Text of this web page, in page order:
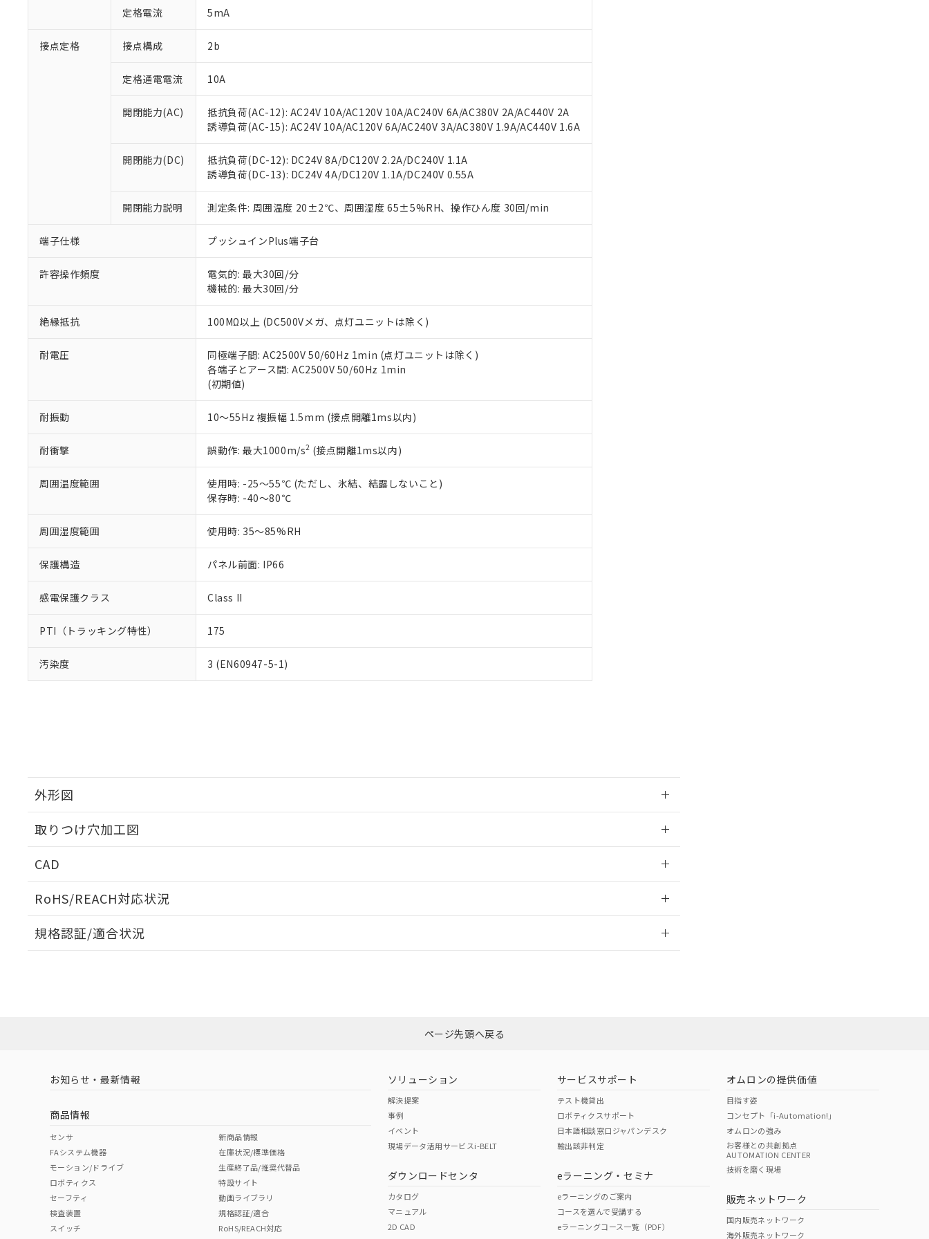
定格電流 5mA
接点定格 接点構成 2b
定格通電電流 10A
開閉能力(AC)
抵抗負荷(AC-12): AC24V 10A/AC120V 10A/AC240V 6A/AC380V 2A/AC440V 2A
誘導負荷(AC-15): AC24V 10A/AC120V 6A/AC240V 3A/AC380V 1.9A/AC440V 1.6A
開閉能力(DC)
抵抗負荷(DC-12): DC24V 8A/DC120V 2.2A/DC240V 1.1A
誘導負荷(DC-13): DC24V 4A/DC120V 1.1A/DC240V 0.55A
開閉能力説明 測定条件: 周囲温度 20±2℃、周囲湿度 65±5%RH、操作ひん度 30回/min
端子仕様 プッシュインPlus端子台
許容操作頻度
電気的: 最大30回/分
機械的: 最大30回/分
絶縁抵抗 100MΩ以上 (DC500Vメガ、点灯ユニットは除く)
耐電圧
同極端子間: AC2500V 50/60Hz 1min (点灯ユニットは除く)
各端子とアース間: AC2500V 50/60Hz 1min
(初期値)
耐振動 10～55Hz 複振幅 1.5mm (接点開離1ms以内)
耐衝撃 誤動作: 最大1000m/s2 (接点開離1ms以内)
周囲温度範囲
使用時: -25～55℃ (ただし、氷結、結露しないこと)
保存時: -40～80℃
周囲湿度範囲 使用時: 35～85%RH
保護構造 パネル前面: IP66
感電保護クラス Class II
PTI（トラッキング特性） 175
汚染度 3 (EN60947-5-1)
外形図
取りつけ穴加工図
CAD
RoHS/REACH対応状況
EU RoHS 注意事項・凡例
ダウンロードはこちら
中国 RoHS 注意事項・凡例
中国 RoHS表
Pb Hg Cr(VI)
O O
規格認証/適合状況
い。
正式な納期状況および標準価格はお客様のお取引先、またはお客様担当のオムロン制御機器販売店・
当社販売員にご相談ください。
オムロン制御機器販売店や当社販売拠点は「販売ネットワーク
」をご確認ください。
在庫状況および標準価格結果を当社の事前の承諾なく第三者に漏洩または開示しないようお願いしま
す。
マイパーツ機能（部品リスト作成サービス）をご利用いただくには、I-Webメンバーズにご登録され
お客様が当ウェブサイト上で当社にご登録された部品リストについて、当社および当社の共同利用者
が、当社の製品・サービスに関するお客様との取引・商談に必要な範囲で利用することをご了承くだ
さい。
※当社の共同利用者とは、"個人情報の共同利用に関して"
の「1.共同利用者の範囲」に記載されて
いる法人を指します。
但し、RoHS指令で産業用監視および制御機器に対する適用除外項目は除く。
※2 対応予定月
部品在庫の切り替え状況などにより、予定月が前後することがあります。
※3 非含有証明書ダウンロード
下記の非含有証明書をダウンロードすることができます。
EU RoHS指令（10物質）の非含有証明書
51物質の非含有証明書（当社基準）
※本証明書は発行日時点で非含有を証明するもので、過去に遡って非含有を証明するものではありません。
また、RoHS指令のフタル酸エステル類４物質の対応では、対応完了までの期間は出荷製品に未対応品が
混在することから備考欄に対応日を記載しておりました。
既に当社にて対応品への在庫切替を完了していることから、特段のことがない限り、2022年1月12日よ
り割愛しております。
「○」：最大均質材料含有率が中国RoHSの基準値以下であることを示します。
「×」：最大均質材料含有率が中国RoHSの基準値を超えていることを示します。
*中国RoHS10物質の基準値 (GB/T26572)：
Pb(鉛) :1000ppm、 Hg(水銀) : 1000ppm、 Cd(カドミウム) : 100ppm、
Cr(Ⅵ)(六価クロム) : 1000ppm、 PBBs(ポリ臭化ビフェニル類) : 1000ppm、 PBDEs(ポリ臭化ジフェニルエーテル類) : 1000ppm、
DBP(フタル酸ジブチル) : 1000ppm、 DIBP(フタル酸ジイソブチル) : 1000ppm、 BBP(フタル酸ブチルベンジル) : 1000ppm、
DEHP(フタル酸ビス(2-エチルヘキシル)) : 1000ppm
※2 環境保護使用期限
「ｅ」：有害物質（10物質）のすべてが基準値以下であることを示します。
「10」：通常の使用状況下において有害物質が外部に漏えいし、環境に深刻な影響を及ぼさない年数を意
味します。
当社は、これら貴社製品のうち、外国為替および外国貿易法に定める商品（以下｢規制貨物等」とい
当社は貴社製品を、核兵器、ミサイル、化学兵器、生物兵器またはその他武器並びにこれらの製造装
置等に一切使用いたしません。
当社は、貴社製品を第三者に販売する場合は、上記1、2および3の内容を当該第三者に通知します。
また当社は、販売先および販売に係わる関係者が違法に輸出するおそれがある場合は、取り引きをい
たしません。
号
○ 一定数以上の在庫あり
△ 一定数には満たないが在庫あり
－
在庫なし(最新の在庫状況については、お客様のお取引先、またはお客様担当のオムロン制御
機器販売店・当社販売員にご確認ください)
空
白
受注生産機種、また在庫状況の情報を公開していない機種
ページ先頭へ戻る
お知らせ・最新情報
商品情報
センサ
FAシステム機器
モーション/ドライブ
ロボティクス
セーフティ
検査装置
スイッチ
新商品情報
在庫状況/標準価格
生産終了品/推奨代替品
特設サイト
動画ライブラリ
規格認証/適合
RoHS/REACH対応
ソリューション
解決提案
事例
イベント
現場データ活用サービスi-BELT
ダウンロードセンタ
カタログ
マニュアル
2D CAD
サービスサポート
テスト機貸出
ロボティクスサポート
日本語相談窓口ジャパンデスク
輸出該非判定
eラーニング・セミナ
eラーニングのご案内
コースを選んで受講する
eラーニングコース一覧（PDF）
オムロンの提供価値
目指す姿
コンセプト「i-Automation!」
オムロンの強み
お客様との共創拠点
AUTOMATION CENTER
技術を磨く現場
販売ネットワーク
国内販売ネットワーク
海外販売ネットワーク